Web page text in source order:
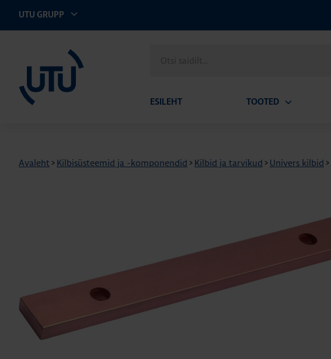
UTU GRUPP
saidilt
ESILEHT TOOTED
Avaleht > Kilbisüsteemid ja -komponendid > Kilbid ja tarvikud > Univers kilbid >